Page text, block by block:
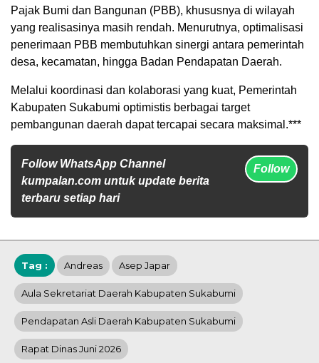
Pajak Bumi dan Bangunan (PBB), khususnya di wilayah
yang realisasinya masih rendah. Menurutnya, optimalisasi
penerimaan PBB membutuhkan sinergi antara pemerintah
desa, kecamatan, hingga Badan Pendapatan Daerah.
Melalui koordinasi dan kolaborasi yang kuat, Pemerintah
Kabupaten Sukabumi optimistis berbagai target
pembangunan daerah dapat tercapai secara maksimal.***
Follow WhatsApp Channel
kumpalan.com untuk update berita
terbaru setiap hari
Follow
Tag : Andreas Asep Japar
Aula Sekretariat Daerah Kabupaten Sukabumi
Pendapatan Asli Daerah Kabupaten Sukabumi
Rapat Dinas Juni 2026